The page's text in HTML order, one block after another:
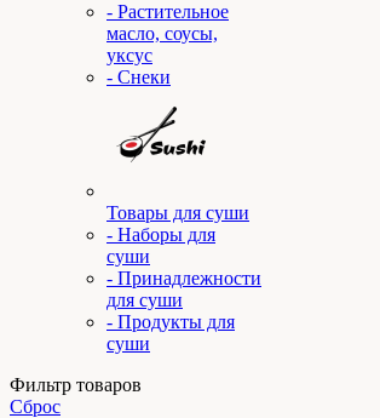
- Растительное
масло, соусы,
уксус
- Снеки
Товары для суши
- Наборы для
суши
- Принадлежности
для суши
- Продукты для
суши
Фильтр товаров
Сброс